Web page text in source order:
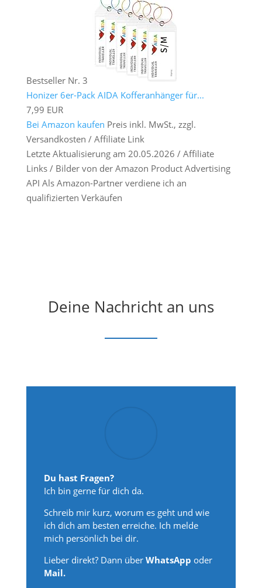
Bestseller Nr. 3
Honizer 6er-Pack AIDA Kofferanhänger für...
7,99 EUR
Bei Amazon kaufen Preis inkl. MwSt., zzgl.
Versandkosten / Affiliate Link
Letzte Aktualisierung am 20.05.2026 / Affiliate
Links / Bilder von der Amazon Product Advertising
API Als Amazon-Partner verdiene ich an
qualifizierten Verkäufen
Deine Nachricht an uns
Du hast Fragen?
Ich bin gerne für dich da.
Schreib mir kurz, worum es geht und wie
ich dich am besten erreiche. Ich melde
mich persönlich bei dir.
Lieber direkt? Dann überWhatsApp oder
Mail.